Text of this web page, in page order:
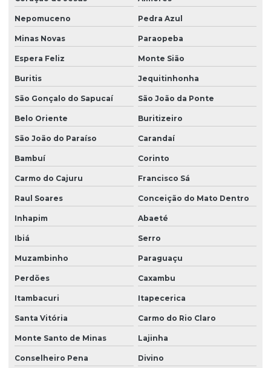
Nepomuceno Pedra Azul
Minas Novas Paraopeba
Espera Feliz Monte Sião
Buritis Jequitinhonha
São Gonçalo do Sapucaí São João da Ponte
Belo Oriente Buritizeiro
São João do Paraíso Carandaí
Bambuí Corinto
Carmo do Cajuru Francisco Sá
Raul Soares Conceição do Mato Dentro
Inhapim Abaeté
Ibiá Serro
Muzambinho Paraguaçu
Perdões Caxambu
Itambacuri Itapecerica
Santa Vitória Carmo do Rio Claro
Monte Santo de Minas Lajinha
Conselheiro Pena Divino